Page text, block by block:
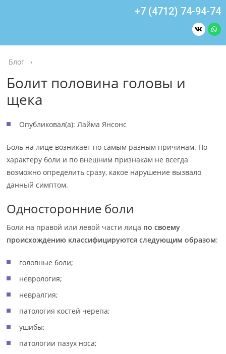
+7 (4712) 74-94-74
Блог ›
Болит половина головы и
щека
Опубликовал(а): Лайма Янсонс
Боль на лице возникает по самым разным причинам. По
характеру боли и по внешним признакам не всегда
возможно определить сразу, какое нарушение вызвало
данный симптом.
Односторонние боли
Боли на правой или левой части лица по своему
происхождению классифицируются следующим образом:
головные боли;
неврология;
невралгия;
патология костей черепа;
ушибы;
патологии пазух носа;